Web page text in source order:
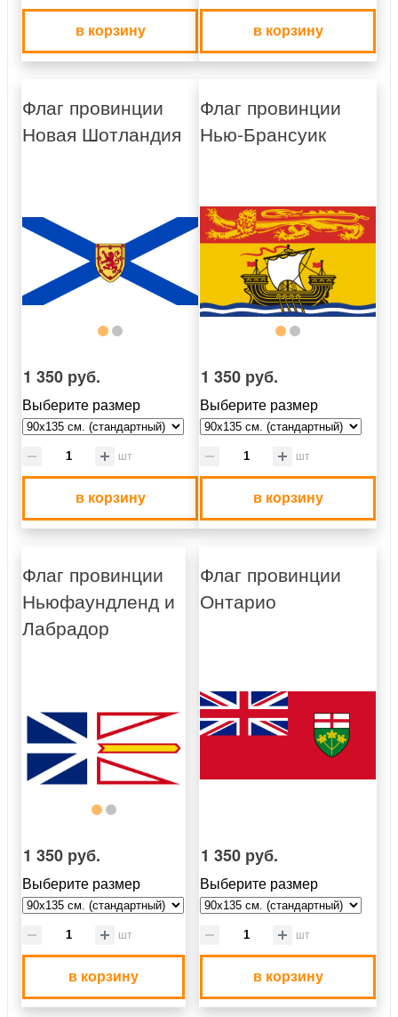
в корзину в корзину
Флаг провинции
Новая Шотландия
1 350 руб.
Выберите размер
шт
в корзину
Флаг провинции
Нью-Брансуик
1 350 руб.
Выберите размер
шт
в корзину
Флаг провинции
Ньюфаундленд и
Лабрадор
1 350 руб.
Выберите размер
шт
в корзину
Флаг провинции
Онтарио
1 350 руб.
Выберите размер
шт
в корзину